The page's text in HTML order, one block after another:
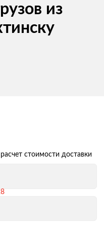
условий поставки
документация
из
стоимости доставки